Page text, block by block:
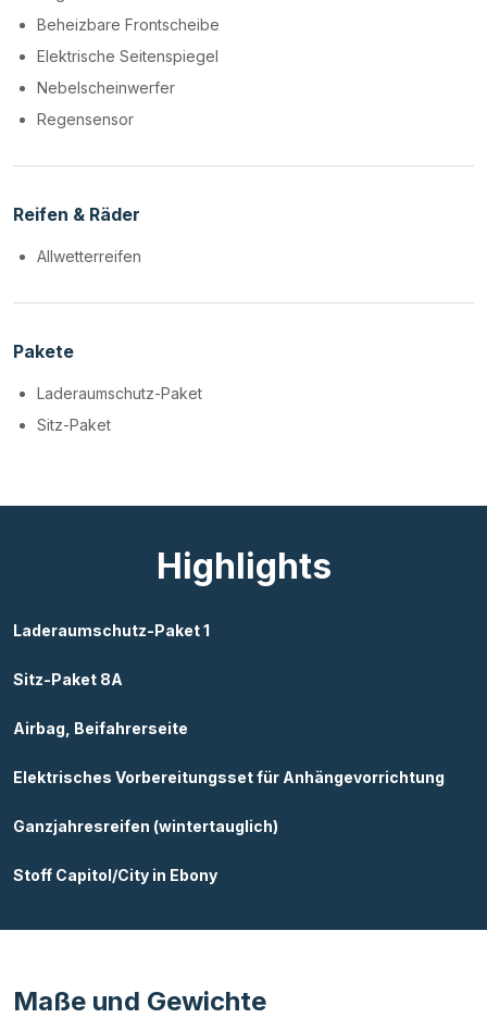
Beheizbare Frontscheibe
Elektrische Seitenspiegel
Nebelscheinwerfer
Regensensor
Reifen & Räder
Allwetterreifen
Pakete
Laderaumschutz-Paket
Sitz-Paket
Highlights
Laderaumschutz-Paket 1
Sitz-Paket 8A
Airbag, Beifahrerseite
Elektrisches Vorbereitungsset für Anhängevorrichtung
Ganzjahresreifen (wintertauglich)
Stoff Capitol/City in Ebony
Maße und Gewichte